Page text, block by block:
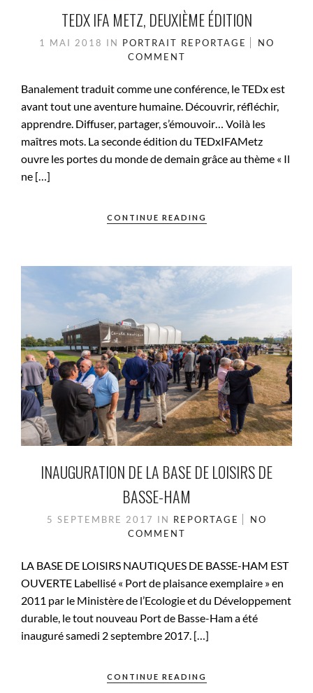
TEDX IFA METZ, DEUXIÈME ÉDITION
1 MAI 2018 IN PORTRAIT REPORTAGE
NO
COMMENT
Banalement traduit comme une conférence, le TEDx est
avant tout une aventure humaine. Découvrir, réfléchir,
apprendre. Diffuser, partager, s’émouvoir… Voilà les
maîtres mots. La seconde édition du TEDxIFAMetz
ouvre les portes du monde de demain grâce au thème « Il
ne […]
CONTINUE READING
INAUGURATION DE LA BASE DE LOISIRS DE
BASSE-HAM
5 SEPTEMBRE 2017 IN REPORTAGE
NO
COMMENT
LA BASE DE LOISIRS NAUTIQUES DE BASSE-HAM EST
OUVERTE Labellisé « Port de plaisance exemplaire » en
2011 par le Ministère de l’Ecologie et du Développement
durable, le tout nouveau Port de Basse-Ham a été
inauguré samedi 2 septembre 2017. […]
CONTINUE READING